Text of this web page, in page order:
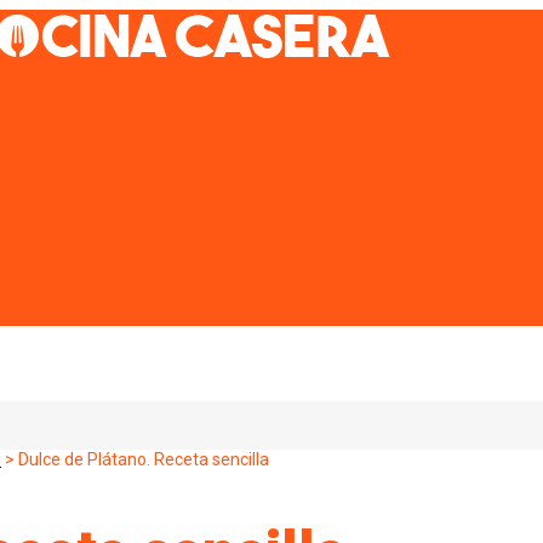
> Dulce de Plátano. Receta sencilla